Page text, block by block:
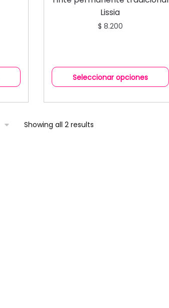
Lissia
$ 8.200
Seleccionar opciones
Showing all 2 results